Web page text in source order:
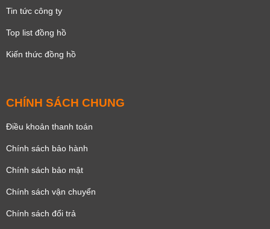
Tin tức công ty
Top list đồng hồ
Kiến thức đồng hồ
CHÍNH SÁCH CHUNG
Điều khoản thanh toán
Chính sách bảo hành
Chính sách bảo mật
Chính sách vận chuyển
Chính sách đổi trả